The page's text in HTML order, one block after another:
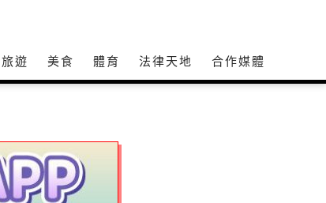
旅遊 美食 體育 法律天地 合作媒體